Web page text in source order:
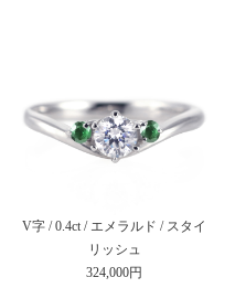
V字 / 0.4ct / エメラルド / スタイ
リッシュ
324,000円